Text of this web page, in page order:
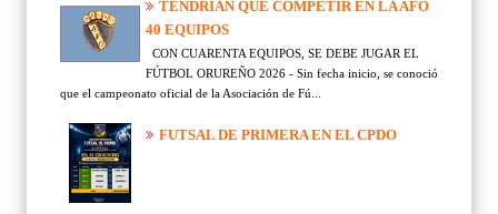
TENDRÍAN QUE COMPETIR EN LA AFO
40 EQUIPOS
CON CUARENTA EQUIPOS, SE DEBE JUGAR EL
FÚTBOL ORUREÑO 2026 - Sin fecha inicio, se conoció
que el campeonato oficial de la Asociación de Fú...
FUTSAL DE PRIMERA EN EL CPDO